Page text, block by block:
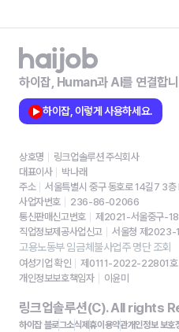
하이잡, Human과 AI를 연결합
하이잡, 이렇게 사용하세요.
상호명
링크업솔루션 주식회사
대표이사
박나래
주소
서울특별시 중구 동호로 14길7 3층
사업자번호
236-86-02066
통신판매신고번호
제2021-서울중구-
직업정보제공사업신고
서울청 제2023-
고용노동부 임금체불사업주 명단 조회
여성기업 확인
제0111-2022-22801호
개인정보보호책임자
이윤미
링크업솔루션(C). All rights
하이잡 블로그소식제휴이용약관개인정보 보호